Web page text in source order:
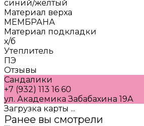
синий/желтый
Материал верха
МЕМБРАНА
Материал подкладки
х/б
Утеплитель
ПЭ
Отзывы
Сандалики
+7 (932) 113 16 60
ул. Академика Забабахина 19А
Загрузка карты ...
Ранее вы смотрели